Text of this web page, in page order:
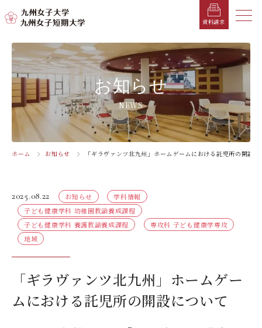
資料請求 メニ
メ
ニ
ュ
ー
を
閉
じ
る
受験生の方へ
在学生の方へ
卒業生の方へ
保護者の方へ
教職員の方へ
教員検索
お知らせ
総合案内
学長メッセージ
キャンパスマップ・施設紹介
教育理念・学則
沿革
学歌
採用情報
デジタルパンフレット
公式SNS
学部・学科
九州女子大学
家政学部
人間科学部
児童・幼児教育学科（旧 人間発達学科 人間発達
学専攻）
心理・文化学科（旧 人間発達学科 人間基礎学専
攻）
九州女子大学大学院
人間科学研究科
人間科学専攻（修士課程）
学部・学科
九州女子短期大学
子ども健康学科
専攻科
子ども健康学専攻
教員検索
学生生活
キャンパスカレンダー
学納金
奨学金
学友会（サークル紹介）
大学イベント
学生サポート
就職情報
就職活動年間スケジュール
就職対策講座・ガイダンス
就職・キャリア支援
免許・資格一覧
K-CIP
北九州市の企業情報・求人情報
就職なんでも相談窓口
対象者別
入試情報
入学試験要項・提出書類
入試日程・科目
出願方法
入学定員・選抜区分別募集定員
入学試験問題
オープンキャンパス
WEB相談会
大学見学
交通アクセス
お知らせ
NEWS
ホーム お知らせ 「ギラヴァンツ北九州」ホームゲームにおける託児所の開設
2025.08.22 お知らせ
学科情報
子ども健康学科 幼稚園教諭養成課程
子ども健康学科 養護教諭養成課程
専攻科 子ども健康学専攻
地域
「ギラヴァンツ北九州」ホームゲー
ムにおける託児所の開設について